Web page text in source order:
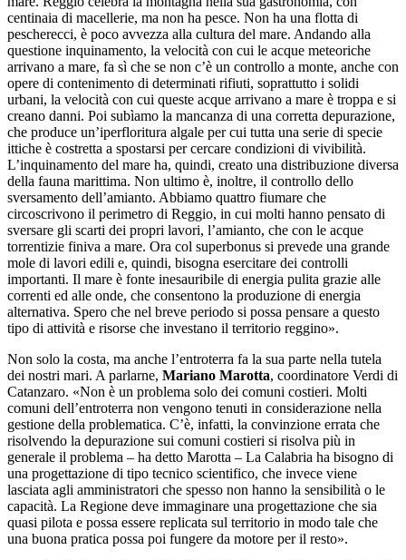
centinaia di macellerie, ma non ha pesce. Non ha una flotta di
pescherecci, è poco avvezza alla cultura del mare. Andando alla
questione inquinamento, la velocità con cui le acque meteoriche
arrivano a mare, fa sì che se non c’è un controllo a monte, anche con
opere di contenimento di determinati rifiuti, soprattutto i solidi
urbani, la velocità con cui queste acque arrivano a mare è troppa e si
creano danni. Poi subìamo la mancanza di una corretta depurazione,
che produce un’iperfloritura algale per cui tutta una serie di specie
ittiche è costretta a spostarsi per cercare condizioni di vivibilità.
L’inquinamento del mare ha, quindi, creato una distribuzione diversa
della fauna marittima. Non ultimo è, inoltre, il controllo dello
sversamento dell’amianto. Abbiamo quattro fiumare che
circoscrivono il perimetro di Reggio, in cui molti hanno pensato di
sversare gli scarti dei propri lavori, l’amianto, che con le acque
torrentizie finiva a mare. Ora col superbonus si prevede una grande
mole di lavori edili e, quindi, bisogna esercitare dei controlli
importanti. Il mare è fonte inesauribile di energia pulita grazie alle
correnti ed alle onde, che consentono la produzione di energia
alternativa. Spero che nel breve periodo si possa pensare a questo
tipo di attività e risorse che investano il territorio reggino».
Non solo la costa, ma anche l’entroterra fa la sua parte nella tutela
dei nostri mari. A parlarne, Mariano Marotta, coordinatore Verdi di
Catanzaro. «Non è un problema solo dei comuni costieri. Molti
comuni dell’entroterra non vengono tenuti in considerazione nella
gestione della problematica. C’è, infatti, la convinzione errata che
risolvendo la depurazione sui comuni costieri si risolva più in
generale il problema – ha detto Marotta – La Calabria ha bisogno di
una progettazione di tipo tecnico scientifico, che invece viene
lasciata agli amministratori che spesso non hanno la sensibilità o le
capacità. La Regione deve immaginare una progettazione che sia
quasi pilota e possa essere replicata sul territorio in modo tale che
una buona pratica possa poi fungere da motore per il resto».